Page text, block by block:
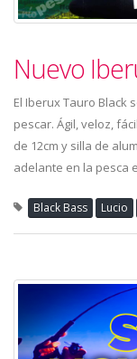
Nuevo
El Iberux Tauro Black
pescar. Ágil, veloz,
de 12cm y silla de
adelante en la pesca
Black Bass Lucio